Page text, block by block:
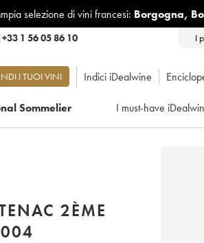
selezione di vini francesi: Borgogna,
+33 1 56 05 86 10 I
I TUOI VINI Indici iDealwine
Sommelier I must-have
2ÈME
CLASSÉ 2004